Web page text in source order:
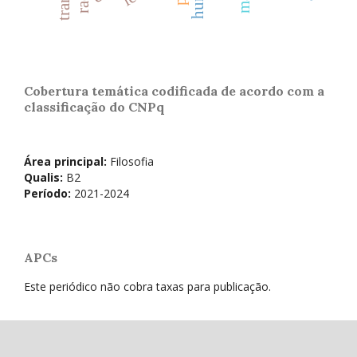
Cobertura temática codificada de acordo com a
classificação do CNPq
Área principal: Filosofia
Qualis: B2
Período: 2021-2024
APCs
Este periódico não cobra taxas para publicação.